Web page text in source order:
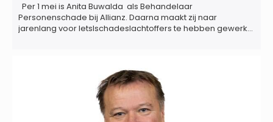
Per 1 mei is Anita Buwalda als Behandelaar
Personenschade bij Allianz. Daarna maakt zij naar
jarenlang voor letslschadeslachtoffers te hebben gewerkt
werkzaam was voor ZLM, Ard Korevaar Personenschade,